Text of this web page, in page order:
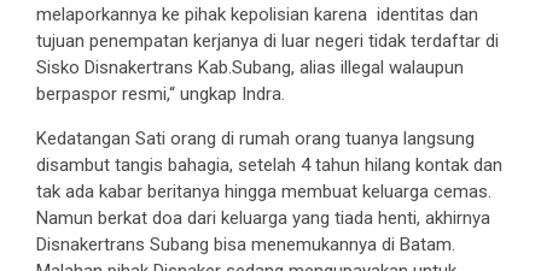
melaporkannya ke pihak kepolisian karena identitas dan
tujuan penempatan kerjanya di luar negeri tidak terdaftar di
Sisko Disnakertrans Kab.Subang, alias illegal walaupun
berpaspor resmi,“ ungkap Indra.
Kedatangan Sati orang di rumah orang tuanya langsung
disambut tangis bahagia, setelah 4 tahun hilang kontak dan
tak ada kabar beritanya hingga membuat keluarga cemas.
Namun berkat doa dari keluarga yang tiada henti, akhirnya
Disnakertrans Subang bisa menemukannya di Batam.